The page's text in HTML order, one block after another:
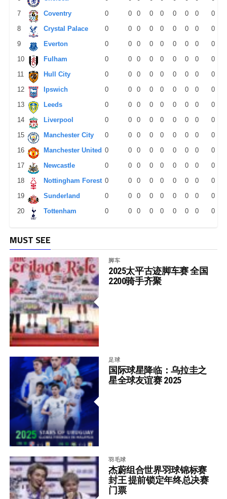
7
Coventry 0 0 0 0 0 0 0 0
0
8
Crystal Palace 0 0 0 0 0 0 0 0
0
9
Everton 0 0 0 0 0 0 0 0
0
10
Fulham 0 0 0 0 0 0 0 0
0
11
Hull City 0 0 0 0 0 0 0 0
0
12
Ipswich 0 0 0 0 0 0 0 0
0
13
Leeds 0 0 0 0 0 0 0 0
0
14
Liverpool 0 0 0 0 0 0 0 0
0
15
Manchester City 0 0 0 0 0 0 0 0
0
16
Manchester United 0 0 0 0 0 0 0 0
0
17
Newcastle 0 0 0 0 0 0 0 0
0
18
Nottingham Forest 0 0 0 0 0 0 0 0
0
19
Sunderland 0 0 0 0 0 0 0 0
0
20
Tottenham 0 0 0 0 0 0 0 0 0
MUST SEE
脚车
2025太平古迹脚车赛 全国
2200骑手齐聚
足球
国际球星降临：乌拉圭之
星全球友谊赛 2025
羽毛球
杰蔚组合世界羽球锦标赛
封王 提前锁定年终总决赛
门票